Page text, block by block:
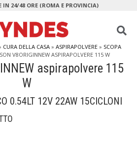
IN 24/48 ORE (ROMA E PROVINCIA)
CURA DELLA CASA » ASPIRAPOLVERE » SCOPA
V8ORIGINNEW ASPIRAPOLVERE 115 W
aspirapolvere 115
W
0.54LT 12V 22AW 15CICLONI